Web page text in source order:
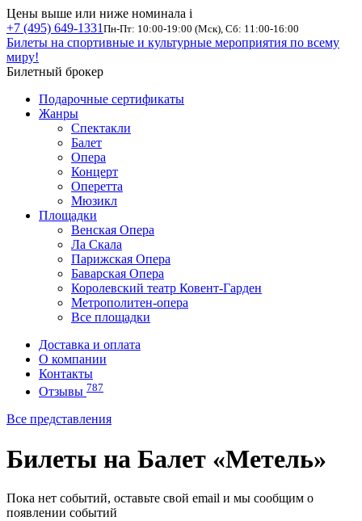
Цены выше или ниже номинала i
+7 (495) 649-1331 Пн-Пт: 10:00-19:00 (Мск), Сб: 11:00-16:00
Билеты на спортивные и культурные мероприятия по всему
миру!
Билетный брокер
Подарочные сертификаты
Жанры
Спектакли
Балет
Опера
Концерт
Оперетта
Мюзикл
Площадки
Венская Опера
Ла Скала
Парижская Опера
Баварская Опера
Королевский театр Ковент-Гарден
Метрополитен-опера
Все площадки
Доставка и оплата
О компании
Контакты
Отзывы 787
Все представления
Билеты на Балет «Метель»
Пока нет событий, оставьте свой email и мы сообщим о
появлении событий